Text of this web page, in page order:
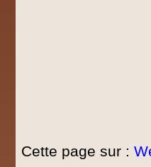
Cette page sur :